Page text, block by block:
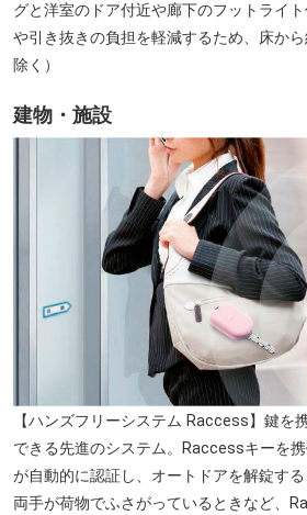
グと洋室のドア付近や廊下のフットライ
や引き抜きの負担を軽減するため、床か
除く）
建物・施設
【ハンズフリーシステム Raccess】鍵を
できる先進のシステム。Raccessキーを
が自動的に認証し、オートドアを解錠する
両手が荷物でふさがっているときなど、